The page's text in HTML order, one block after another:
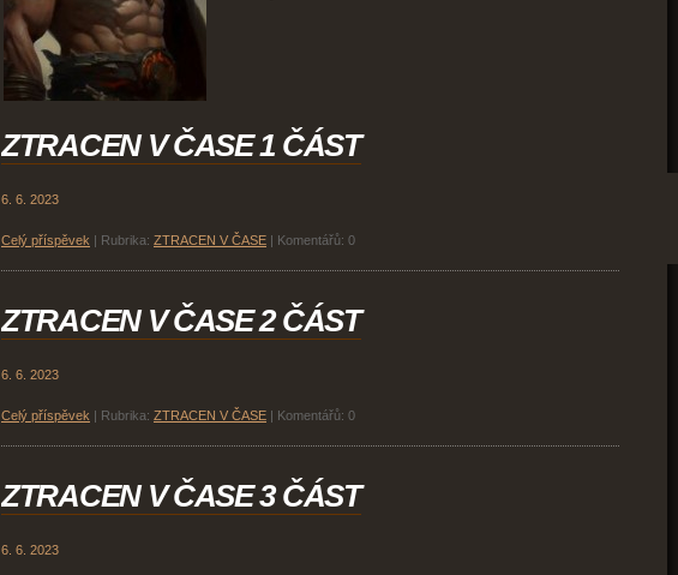
ZTRACEN V ČASE 1 ČÁST
6. 6. 2023
Celý příspěvek | Rubrika: ZTRACEN V ČASE | Komentářů: 0
ZTRACEN V ČASE 2 ČÁST
6. 6. 2023
Celý příspěvek | Rubrika: ZTRACEN V ČASE | Komentářů: 0
ZTRACEN V ČASE 3 ČÁST
6. 6. 2023